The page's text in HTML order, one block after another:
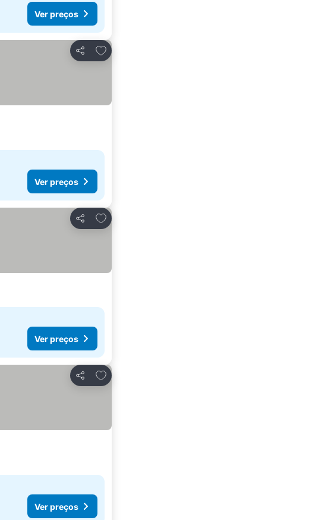
Ver preços
Partilhar
Adicionar aos favoritos
Ver preços
Partilhar
Adicionar aos favoritos
Ver preços
Partilhar
Adicionar aos favoritos
Ver preços